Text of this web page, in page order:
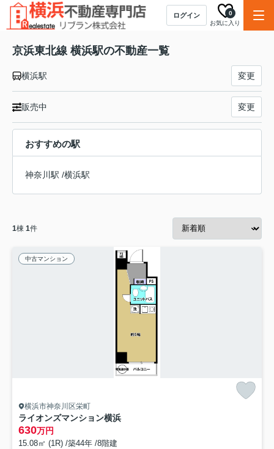
ログイン
お気に入り
0
京浜東北線 横浜駅の不動産一覧
横浜駅 変更
販売中 変更
おすすめの駅
神奈川駅 /横浜駅
1棟 1件
中古マンション
横浜市神奈川区栄町
ライオンズマンション横浜
630万円
15.08㎡ (1R) /築44年 /8階建